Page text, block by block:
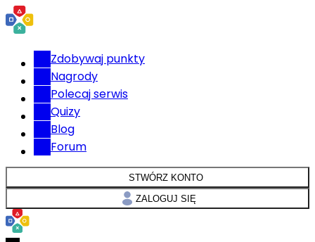
Zdobywaj punkty
Nagrody
Polecaj serwis
Quizy
Blog
Forum
STWÓRZ KONTO
ZALOGUJ SIĘ